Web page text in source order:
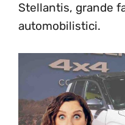
Stellantis, grande
automobilistici.